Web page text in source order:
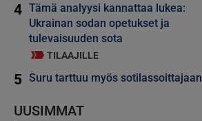
4 Tämä analyysi kannattaa lukea:
Ukrainan sodan opetukset ja
tulevaisuuden sota
TILAAJILLE
5 Suru tarttuu myös sotilassoittajaan
UUSIMMAT